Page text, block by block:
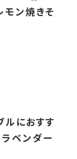
モン焼きそ
ルにおすす
ベンダー